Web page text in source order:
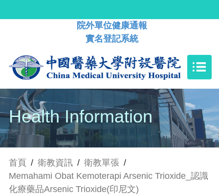
院外單位健康通報
實名登記系統
Health Information
首頁 / 衛教資訊 / 衛教單張 /
Memahami Obat Kemoterapi Arsenic Trioxide_認識
化療藥品Arsenic Trioxide(印尼文)